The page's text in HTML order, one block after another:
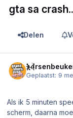
gta sa
Delen
Geplaatst: 9
Als ik 5 minuten
scherm, daarna